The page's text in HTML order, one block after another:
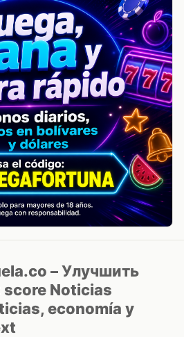
– Улучшить
Noticias
economía y